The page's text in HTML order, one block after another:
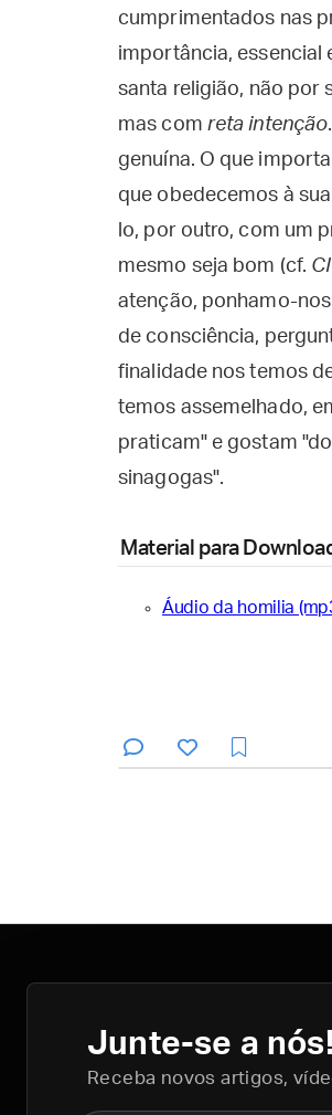
cumprimentados nas
importância, essencial
santa religião, não por
mas com reta intenção
genuína. O que
que obedecemos à
lo, por outro, com um
mesmo seja bom (cf.
atenção, ponhamo-
de consciência,
finalidade nos temos
temos assemelhado,
praticam" e gostam
sinagogas".
Material para
Áudio da homilia
Junte-se a nós!
Receba novos artigos,